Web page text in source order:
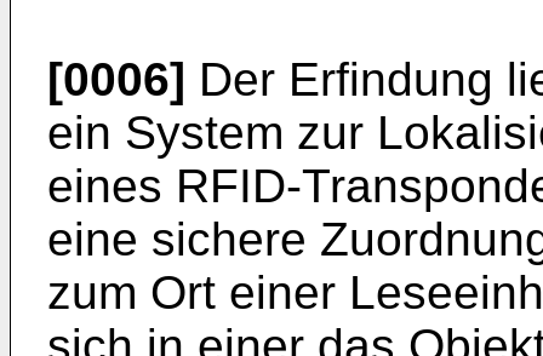
[0006] Der Erfindung
ein System zur
eines RFID-
eine sichere
zum Ort einer